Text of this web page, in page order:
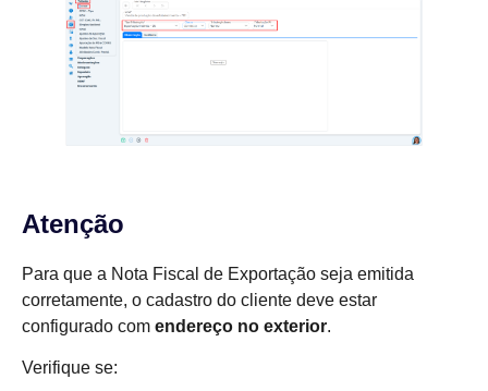
Atenção
Para que a Nota Fiscal de Exportação seja emitida
corretamente, o cadastro do cliente deve estar
configurado com endereço no exterior.
Verifique se: